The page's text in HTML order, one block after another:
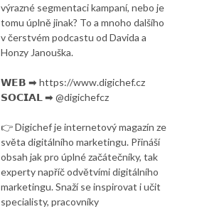
výrazné segmentaci kampaní, nebo je
tomu úplně jinak? To a mnoho dalšího
v čerstvém podcastu od Davida a
Honzy Janouška.
𝗪𝗘𝗕 ➡ https://www.digichef.cz
𝗦𝗢𝗖𝗜𝗔𝗟 ➡ @digichefcz
👉 Digichef je internetový magazín ze
světa digitálního marketingu. Přináší
obsah jak pro úplné začátečníky, tak
experty napříč odvětvími digitálního
marketingu. Snaží se inspirovat i učit
specialisty, pracovníky